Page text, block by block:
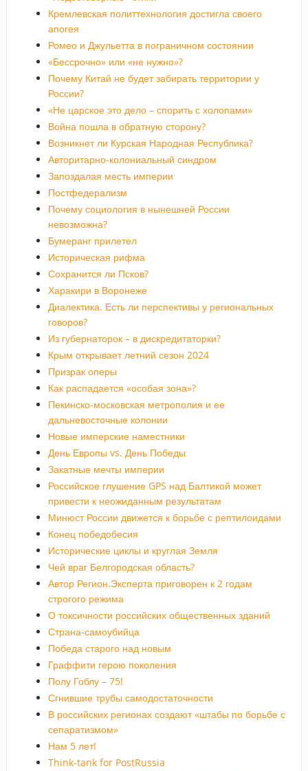
Кремлевская политтехнология достигла своего
апогея
Ромео и Джульетта в пограничном состоянии
«Бессрочно» или «не нужно»?
Почему Китай не будет забирать территории у
России?
«Не царское это дело – спорить с холопами»
Война пошла в обратную сторону?
Возникнет ли Курская Народная Республика?
Авторитарно-колониальный синдром
Запоздалая месть империи
Постфедерализм
Почему социология в нынешней России
невозможна?
Бумеранг прилетел
Историческая рифма
Сохранится ли Псков?
Харакири в Воронеже
Диалектика. Есть ли перспективы у региональных
говоров?
Из губернаторок – в дискредитаторки?
Крым открывает летний сезон 2024
Призрак оперы
Как распадается «особая зона»?
Пекинско-московская метрополия и ее
дальневосточные колонии
Новые имперские наместники
День Европы vs. День Победы
Закатные мечты империи
Российское глушение GPS над Балтикой может
привести к неожиданным результатам
Минюст России движется к борьбе с рептилоидами
Конец победобесия
Исторические циклы и круглая Земля
Чей враг Белгородская область?
Автор Регион.Эксперта приговорен к 2 годам
строгого режима
О токсичности российских общественных зданий
Страна-самоубийца
Победа старого над новым
Граффити герою поколения
Полу Гоблу – 75!
Сгнившие трубы самодостаточности
В российских регионах создают «штабы по борьбе с
сепаратизмом»
Нам 5 лет!
Think-tank for PostRussia